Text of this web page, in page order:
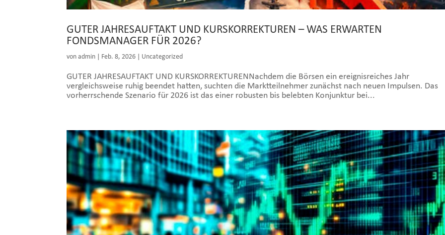
GUTER JAHRESAUFTAKT UND KURSKORREKTUREN – WAS ERWARTEN
FONDSMANAGER FÜR 2026?
vonadmin Feb. 8, 2026 Uncategorized
GUTER JAHRESAUFTAKT UND KURSKORREKTURENNachdem die Börsen ein ereignisreiches Jahr
vergleichsweise ruhig beendet hatten, suchten die Marktteilnehmer zunächst nach neuen Impulsen. Das
vorherrschende Szenario für 2026 ist das einer robusten bis belebten Konjunktur bei...